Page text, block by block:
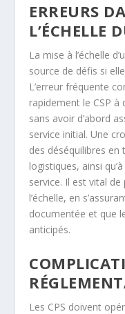
ERREURS
L’ÉCHELLE
La mise à l’échelle
source de défis si
L’erreur fréquente
rapidement le CSP à
sans avoir d’abord
service initial. Une
des déséquilibres
logistiques, ainsi
service. Il est vital
l’échelle, en
documentée et que
anticipés.
Les CPS doivent